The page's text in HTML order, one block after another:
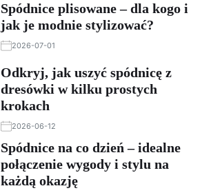
Spódnice plisowane – dla kogo i
jak je modnie stylizować?
2026-07-01
Odkryj, jak uszyć spódnicę z
dresówki w kilku prostych
krokach
2026-06-12
Spódnice na co dzień – idealne
połączenie wygody i stylu na
każdą okazję